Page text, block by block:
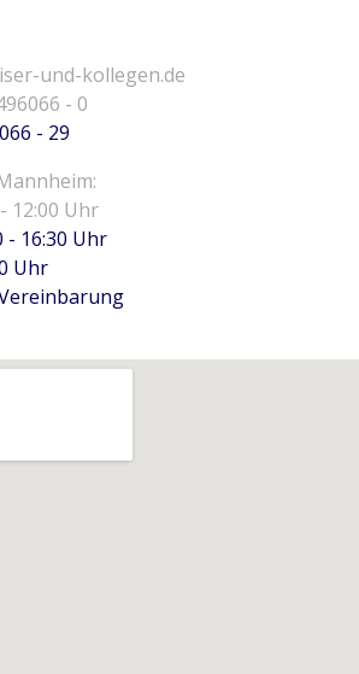
und-kollegen.de
- 0
- 29
12:00 Uhr
- 16:30 Uhr
Uhr